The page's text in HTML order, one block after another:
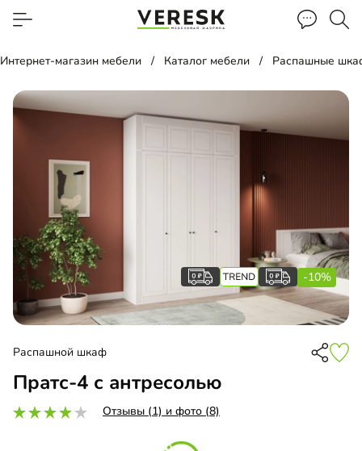
Интернет-магазин мебели Каталог мебели Распашные
-10%
Распашной шкаф
Пратс-4 с антресолью
Отзывы (1) и фото (8)